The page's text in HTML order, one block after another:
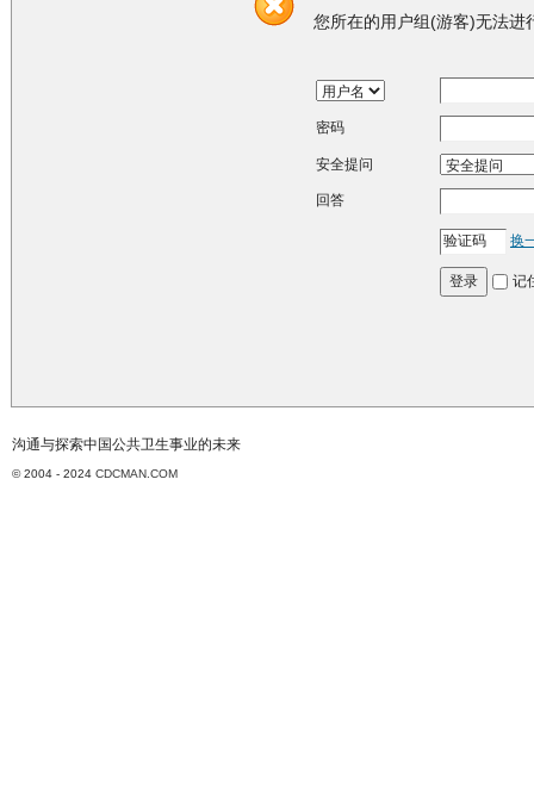
您所在的用户组(游客)无法进
密码
安全提问
回答
换
登录 记
沟通与探索中国公共卫生事业的未来
© 2004 - 2024 CDCMAN.COM